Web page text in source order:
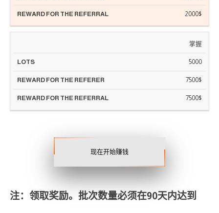
2000$
掌握
5000
7500$
7500$
现在开始赚钱
注：领取奖励。批次数量必须在90天内达到